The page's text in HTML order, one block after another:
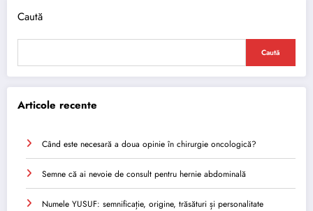
Caută
Caută
Articole recente
Când este necesară a doua opinie în chirurgie oncologică?
Semne că ai nevoie de consult pentru hernie abdominală
Numele YUSUF: semnificație, origine, trăsături și personalitate